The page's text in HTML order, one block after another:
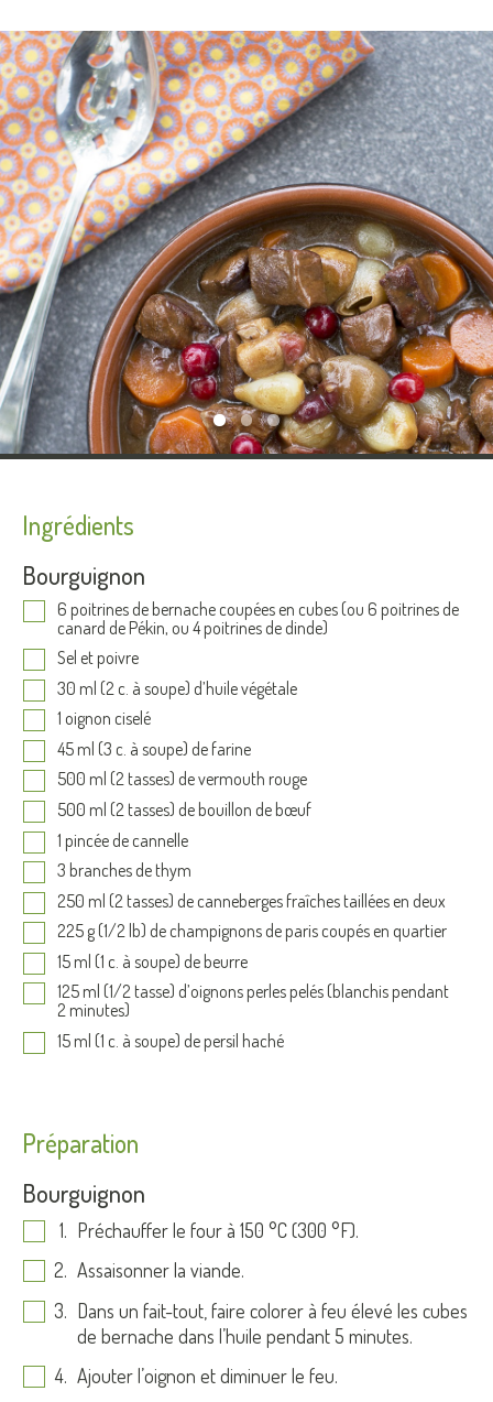
Ingrédients
Bourguignon
6 poitrines de bernache coupées en cubes (ou 6 poitrines de
canard de Pékin, ou 4 poitrines de dinde)
Sel et poivre
30 ml (2 c. à soupe) d’huile végétale
1 oignon ciselé
45 ml (3 c. à soupe) de farine
500 ml (2 tasses) de vermouth rouge
500 ml (2 tasses) de bouillon de bœuf
1 pincée de cannelle
3 branches de thym
250 ml (2 tasses) de canneberges fraîches taillées en deux
225 g (1/2 lb) de champignons de paris coupés en quartier
15 ml (1 c. à soupe) de beurre
125 ml (1/2 tasse) d’oignons perles pelés (blanchis pendant
2 minutes)
15 ml (1 c. à soupe) de persil haché
Préparation
Bourguignon
Préchauffer le four à 150 °C (300 °F).
Assaisonner la viande.
Dans un fait-tout, faire colorer à feu élevé les cubes
de bernache dans l’huile pendant 5 minutes.
Ajouter l’oignon et diminuer le feu.